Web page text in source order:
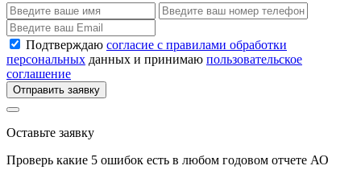
Подтверждаю согласие с правилами обработки
персональных данных и принимаю пользовательское
соглашение
Отправить заявку
Оставьте заявку
Проверь какие 5 ошибок есть в любом годовом отчете АО